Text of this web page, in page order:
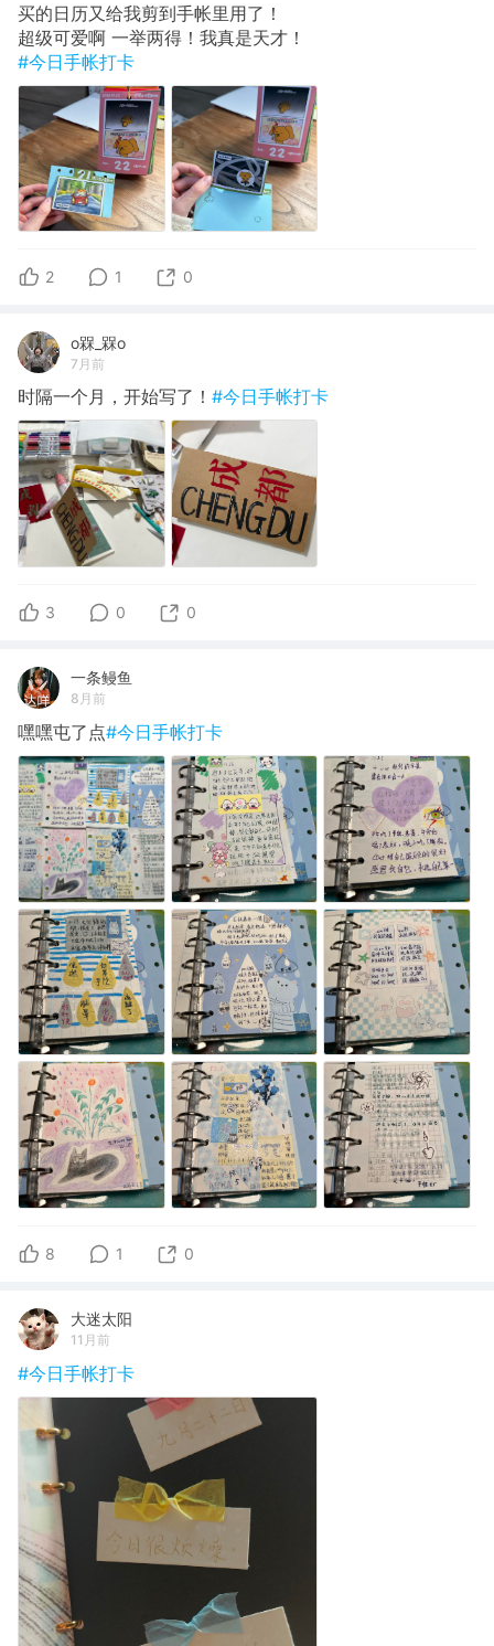
买的日历又给我剪到手帐里用了！
超级可爱啊 一举两得！我真是天才！
#今日手帐打卡
2 1 0
o槑_槑o
7月前
时隔一个月，开始写了！ #今日手帐打卡
3 0 0
一条鳗鱼
8月前
嘿嘿屯了点#今日手帐打卡
8 1 0
大迷太阳
11月前
#今日手帐打卡